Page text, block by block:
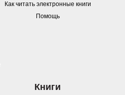
Как читать электронные книги
Помощь
Книги